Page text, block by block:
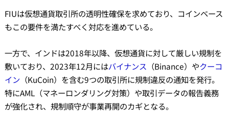
FIUは仮想通貨取引所の透明性確保を求めており、コインベース
もこの要件を満たすべく対応を進めている。
一方で、インドは2018年以降、仮想通貨に対して厳しい規制を
敷いており、2023年12月にはバイナンス （Binance）やクーコ
イン （KuCoin）を含む9つの取引所に規制違反の通知を発行。
特にAML（マネーロンダリング対策）や取引データの報告義務
が強化され、規制順守が事業再開のカギとなる。